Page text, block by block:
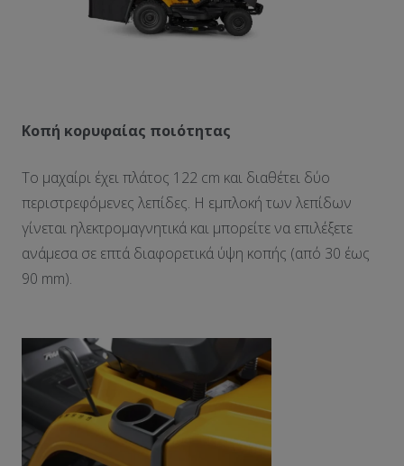
Κοπή κορυφαίας ποιότητας
Το μαχαίρι έχει πλάτος 122 cm και διαθέτει δύο
περιστρεφόμενες λεπίδες. Η εμπλοκή των λεπίδων
γίνεται ηλεκτρομαγνητικά και μπορείτε να επιλέξετε
ανάμεσα σε επτά διαφορετικά ύψη κοπής (από 30 έως
90 mm).